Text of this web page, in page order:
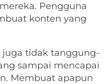
Pengguna
konten yang
tidak tanggung-
sampai mencapai
Membuat apapun